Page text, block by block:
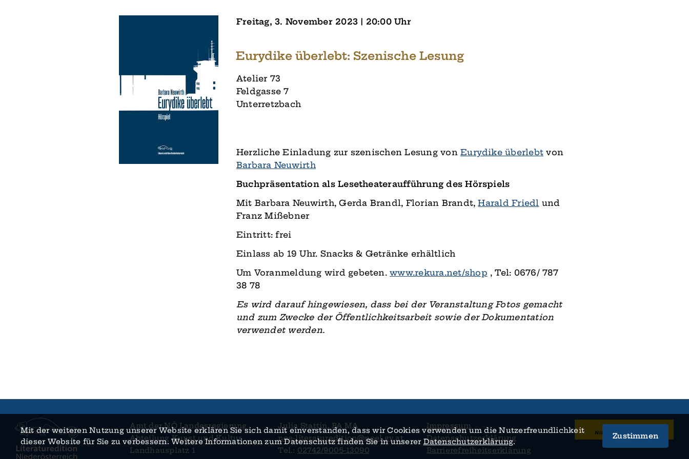
Freitag, 3. November 2023 | 20:00 Uhr
Eurydike überlebt: Szenische Lesung
Atelier 73
Feldgasse 7
Unterretzbach
Herzliche Einladung zur szenischen Lesung vonEurydike überlebt von
Barbara Neuwirth
Buchpräsentation als Lesetheateraufführung des Hörspiels
Mit Barbara Neuwirth, Gerda Brandl, Florian Brandt,Harald Friedl und
Franz Mißebner
Eintritt: frei
Einlass ab 19 Uhr. Snacks & Getränke erhältlich
Um Voranmeldung wird gebeten.www.rekura.net/shop , Tel: 0676/ 787
38 78
Es wird darauf hingewiesen, dass bei der Veranstaltung Fotos gemacht
und zum Zwecke der Öffentlichkeitsarbeit sowie der Dokumentation
verwendet werden.
Amt der NÖ Landes­regierung
Abteilung Kunst und Kultur
Landhaus­platz 1
Julia Stattin, BA MA
noe-literaturedition@noel.gv.at
Tel.: 02742/9005-13090
Impressum
Datenschutzerklärung
Barrierefreiheitserklärung
Mit der weiteren Nutzung unserer Website erklären Sie sich damit ein­verstanden, dass wir Cookies verwenden um die Nutzer­­freundlichkeit
dieser Website für Sie zu verbessern. Weitere Informationen zum Daten­schutz finden Sie in unserer Datenschutz­­erklärung.
Zustimmen